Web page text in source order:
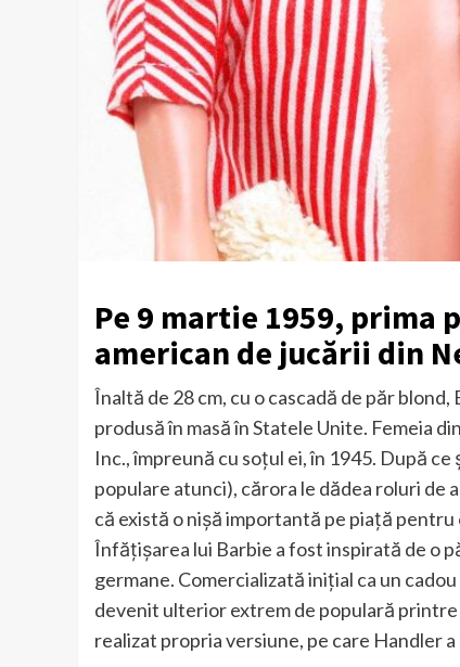
Pe 9 martie 1959, prima
american de jucării din
Înaltă de 28 cm, cu o cascadă de păr
produsă în masă în Statele Unite. Femeia
Inc., împreună cu soțul ei, în 1945. După
populare atunci), cărora le dădea roluri de
că există o nișă importantă pe piață
Înfățișarea lui Barbie a fost inspirată de o
germane. Comercializată inițial ca un
devenit ulterior extrem de populară
realizat propria versiune, pe care Handler